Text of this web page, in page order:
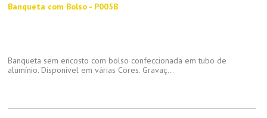
Banqueta com Bolso - P005B
Banqueta sem encosto com bolso confeccionada em tubo de
alumínio. Disponível em várias Cores. Gravaç...